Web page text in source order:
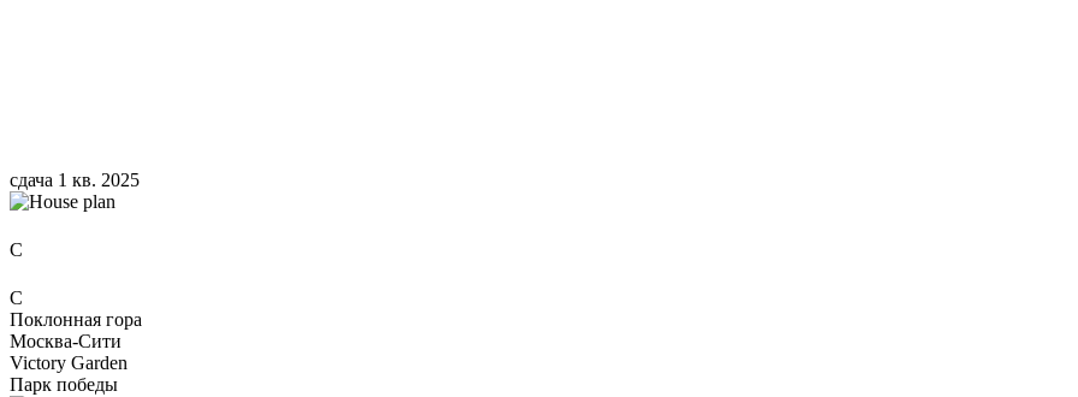
сдача 1 кв. 2025
C
C
Поклонная гора
Москва-Сити
Victory Garden
Парк победы